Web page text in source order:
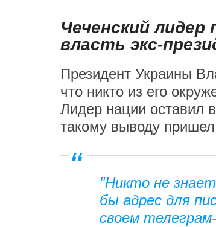
Чеченский лидер
власть экс-
Президент Украины
что никто из его
Лидер нации оставил
такому выводу
"Никто не
бы адрес для
своем